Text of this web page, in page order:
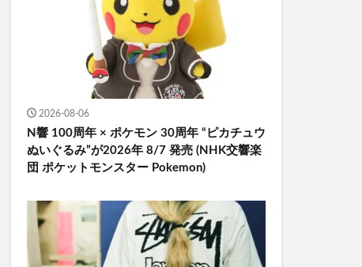
2026-08-06
N響 100周年 × ポケモン 30周年 “ピカチュウ
ぬいぐるみ”が2026年 8/7 発売 (NHK交響楽
団 ポケットモンスター Pokemon)